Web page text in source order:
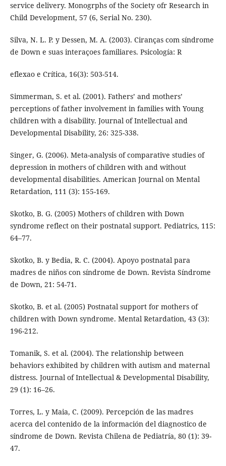
service delivery. Monogrphs of the Society ofr Research in
Child Development, 57 (6, Serial No. 230).
Silva, N. L. P. y Dessen, M. A. (2003). Ciranças com síndrome
de Down e suas interaçoes familiares. Psicología: R
eflexao e Crítica, 16(3): 503-514.
Simmerman, S. et al. (2001). Fathers’ and mothers’
perceptions of father involvement in families with Young
children with a disability. Journal of Intellectual and
Developmental Disability, 26: 325-338.
Singer, G. (2006). Meta-analysis of comparative studies of
depression in mothers of children with and without
developmental disabilities. American Journal on Mental
Retardation, 111 (3): 155-169.
Skotko, B. G. (2005) Mothers of children with Down
syndrome reflect on their postnatal support. Pediatrics, 115:
64–77.
Skotko, B. y Bedia, R. C. (2004). Apoyo postnatal para
madres de niños con síndrome de Down. Revista Síndrome
de Down, 21: 54-71.
Skotko, B. et al. (2005) Postnatal support for mothers of
children with Down syndrome. Mental Retardation, 43 (3):
196-212.
Tomanik, S. et al. (2004). The relationship between
behaviors exhibited by children with autism and maternal
distress. Journal of Intellectual & Developmental Disability,
29 (1): 16–26.
Torres, L. y Maia, C. (2009). Percepción de las madres
acerca del contenido de la información del diagnostico de
síndrome de Down. Revista Chilena de Pediatría, 80 (1): 39-
47.